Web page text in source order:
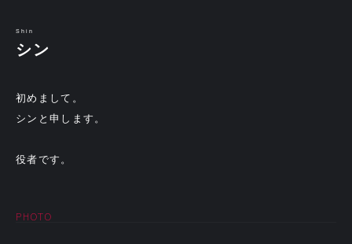
Shin
シン
初めまして。
シンと申します。
役者です。
PHOTO